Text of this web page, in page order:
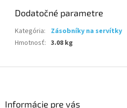
Dodatočné parametre
Kategória:
Zásobníky na servítky
Hmotnosť: 3.08 kg
Informácie pre vás